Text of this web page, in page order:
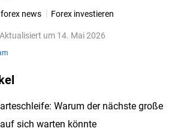
forex news
Forex investieren
Aktualisiert um 14. Mai 2026
Warum der nächste große
sich warten könnte